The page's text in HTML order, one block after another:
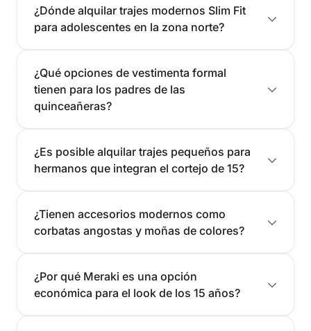
cuidadosamente mantenidas, garantizamos una imagen de alta
calidad en cada alquiler.
Montevideo, visitanos en Meraki. Resolvemos tu imagen para
que luzcas impecable en ese día tan importante.
Contactanos hoy mismo por WhatsApp o completando el
una visita.
¿Dónde alquilar trajes modernos Slim Fit
para adolescentes en la zona norte?
¿Qué opciones de vestimenta formal
tienen para los padres de las
quinceañeras?
¿Es posible alquilar trajes pequeños para
hermanos que integran el cortejo de 15?
¿Tienen accesorios modernos como
corbatas angostas y moñas de colores?
¿Por qué Meraki es una opción
económica para el look de los 15 años?